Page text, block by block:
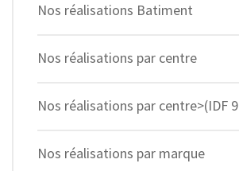
Nos réalisations Batiment
Nos réalisations par centre
Nos réalisations par centre>(IDF
Nos réalisations par marque